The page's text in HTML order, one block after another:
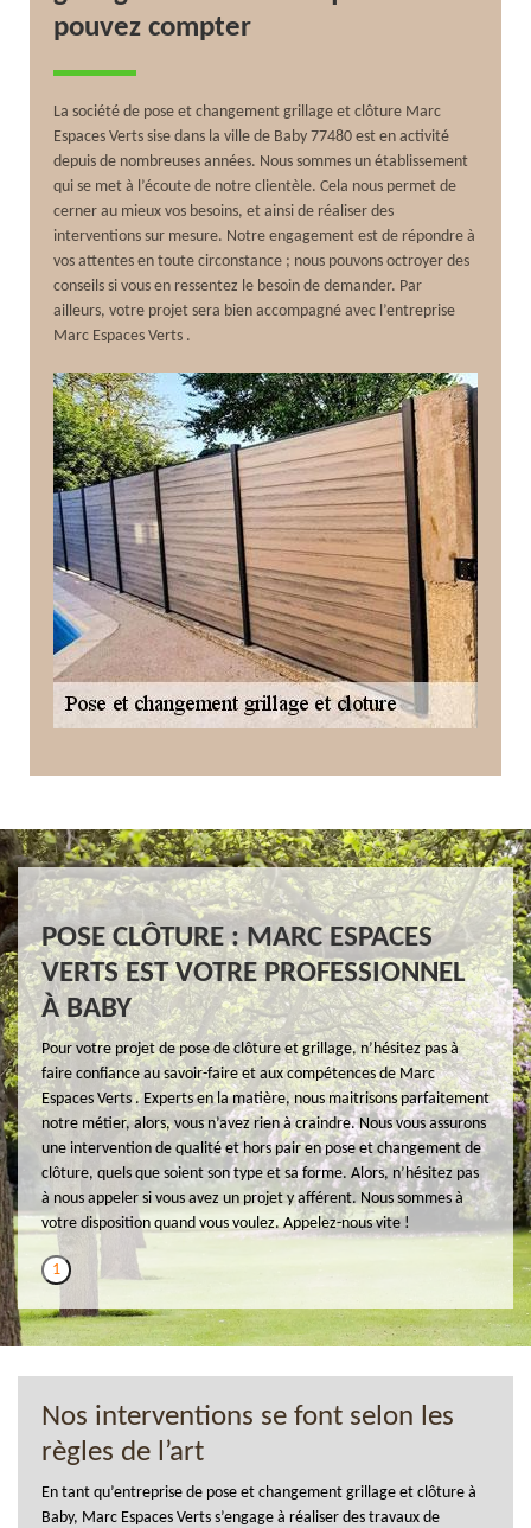
pouvez compter
La société de pose et changement grillage et clôture Marc
Espaces Verts sise dans la ville de Baby 77480 est en activité
depuis de nombreuses années. Nous sommes un établissement
qui se met à l’écoute de notre clientèle. Cela nous permet de
cerner au mieux vos besoins, et ainsi de réaliser des
interventions sur mesure. Notre engagement est de répondre à
vos attentes en toute circonstance ; nous pouvons octroyer des
conseils si vous en ressentez le besoin de demander. Par
ailleurs, votre projet sera bien accompagné avec l’entreprise
Marc Espaces Verts .
POSE CLÔTURE : MARC ESPACES
VERTS EST VOTRE PROFESSIONNEL
À BABY
Pour votre projet de pose de clôture et grillage, n’hésitez pas à
faire confiance au savoir-faire et aux compétences de Marc
Espaces Verts . Experts en la matière, nous maitrisons parfaitement
notre métier, alors, vous n’avez rien à craindre. Nous vous assurons
une intervention de qualité et hors pair en pose et changement de
clôture, quels que soient son type et sa forme. Alors, n’hésitez pas
à nous appeler si vous avez un projet y afférent. Nous sommes à
votre disposition quand vous voulez. Appelez-nous vite !
1
Nos interventions se font selon les
règles de l’art
En tant qu’entreprise de pose et changement grillage et clôture à
Baby, Marc Espaces Verts s’engage à réaliser des travaux de